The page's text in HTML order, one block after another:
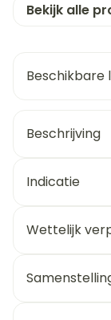
Bekijk alle
Beschikbare
Beschrijving
Indicatie
Wettelijk